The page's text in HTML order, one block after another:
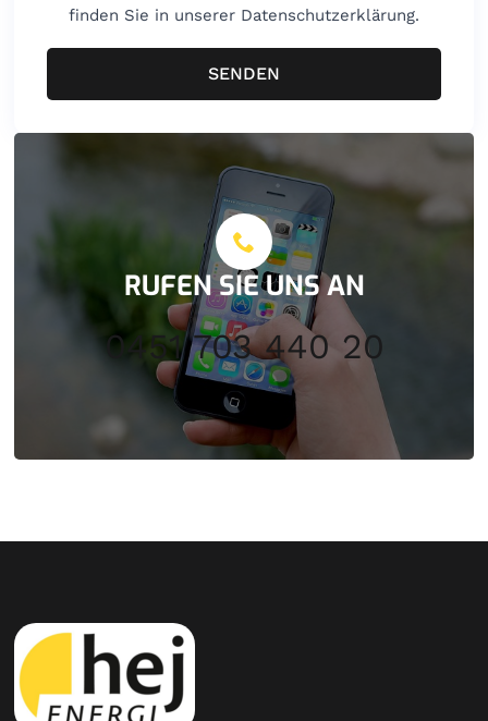
finden Sie in unserer Datenschutzerklärung.
SENDEN
RUFEN SIE UNS AN
0451 703 440 20